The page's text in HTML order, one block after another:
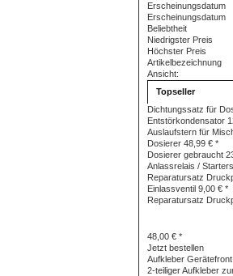
Erscheinungsdatum
Erscheinungsdatum
Beliebtheit
Niedrigster Preis
Höchster Preis
Artikelbezeichnung
Ansicht:
Topseller
Dichtungssatz für
Entstörkondensator
Auslaufstern für
Dosierer 48,99 € *
Dosierer gebraucht
Anlassrelais /
Reparatursatz
Einlassventil 9,00 € *
Reparatursatz
48,00 € *
Jetzt bestellen
Aufkleber
2-teiliger Aufkleber